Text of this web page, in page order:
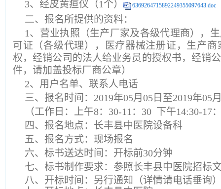
3、经皮黄疸仪 （1个） 6369264715892249355097643.doc
二、报名所提供的资料：
1、营业执照（生产厂家及各级代理商），
可证（各级代理），医疗器械注册证，生产
权，经销公司的法人给业务员的授权书，经销
件，请加盖投标厂商公章）
2、用户名单、联系人电话
三、报名时间： 2019年05月 05 日至2019年05
（工作日：上午8：30-11：30 下午14:30-17
四、报名地点：长丰县中医院设备科
五、报名方式：现场报名
六、标书送达时间：开标前30分钟
七、标书制作要求：参照长丰县中医院招标
八、开标时间：另行通知（详情请电话垂询